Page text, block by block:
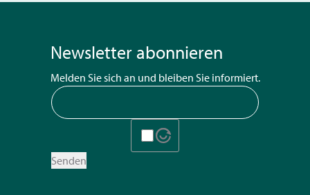
Newsletter abonnieren
Melden Sie sich an und bleiben Sie informiert.
Senden